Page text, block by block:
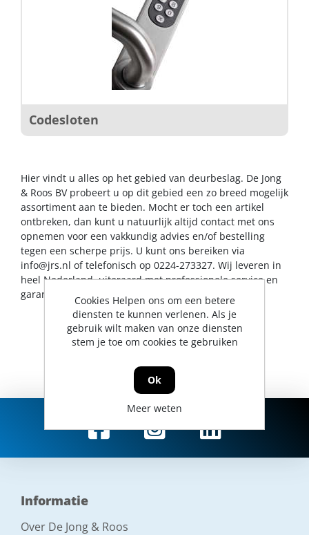
Codesloten
Hier vindt u alles op het gebied van deurbeslag. De Jong
& Roos BV probeert u op dit gebied een zo breed mogelijk
assortiment aan te bieden. Mocht er toch een artikel
ontbreken, dan kunt u natuurlijk altijd contact met ons
opnemen voor een vakkundig advies en/of bestelling
tegen een scherpe prijs. U kunt ons bereiken via
info@jrs.nl of telefonisch op 0224-273327. Wij leveren in
heel Nederland, uiteraard met professionele service en
garantievoorwaarden.
Informatie
Over De Jong & Roos
Cookies Helpen ons om een betere
diensten te kunnen verlenen. Als je
gebruik wilt maken van onze diensten
stem je toe om cookies te gebruiken
Ok
Meer weten